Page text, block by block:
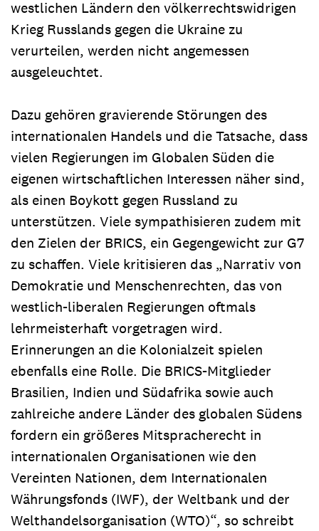
westlichen Ländern den völkerrechtswidrigen
Krieg Russlands gegen die Ukraine zu
verurteilen, werden nicht angemessen
ausgeleuchtet.
Dazu gehören gravierende Störungen des
internationalen Handels und die Tatsache, dass
vielen Regierungen im Globalen Süden die
eigenen wirtschaftlichen Interessen näher sind,
als einen Boykott gegen Russland zu
unterstützen. Viele sympathisieren zudem mit
den Zielen der BRICS, ein Gegengewicht zur G7
zu schaffen. Viele kritisieren das „Narrativ von
Demokratie und Menschenrechten, das von
westlich-liberalen Regierungen oftmals
lehrmeisterhaft vorgetragen wird.
Erinnerungen an die Kolonialzeit spielen
ebenfalls eine Rolle. Die BRICS-Mitglieder
Brasilien, Indien und Südafrika sowie auch
zahlreiche andere Länder des globalen Südens
fordern ein größeres Mitspracherecht in
internationalen Organisationen wie den
Vereinten Nationen, dem Internationalen
Währungsfonds (IWF), der Weltbank und der
Welthandelsorganisation (WTO)“, so schreibt